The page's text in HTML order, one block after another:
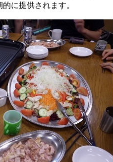
に提供されます。